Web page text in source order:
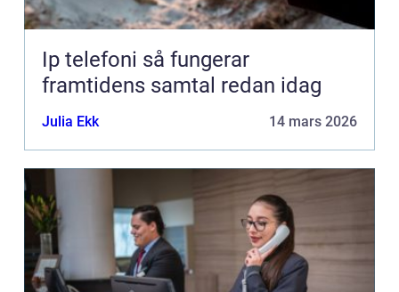
Ip telefoni så fungerar
framtidens samtal redan idag
Julia Ekk 14 mars 2026